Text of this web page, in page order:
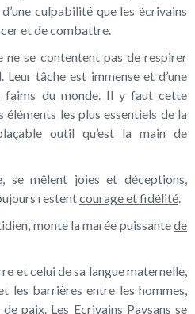
culpabilité que les écrivains
et de combattre.
ne se contentent pas de respirer
tâche est immense et d’une
faims du monde. Il y faut cette
éléments les plus essentiels de la
outil qu’est la main de
se mêlent joies et déceptions,
restentcourage et fidélité.
monte la marée puissantede
et celui de sa langue maternelle,
les barrières entre les hommes,
paix. Les Ecrivains Paysans se